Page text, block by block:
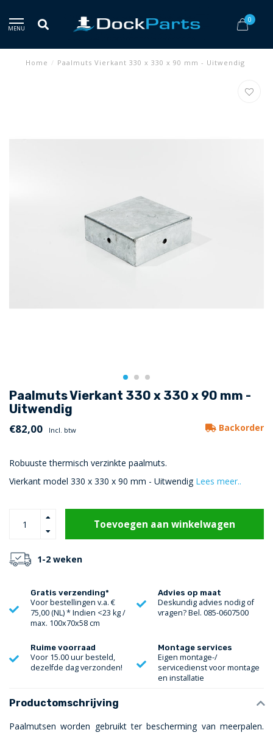
MENU
0
Home / Paalmuts Vierkant 330 x 330 x 90 mm - Uitwendig
Paalmuts Vierkant 330 x 330 x 90 mm -
Uitwendig
€82,00 Incl. btw Backorder
Robuuste thermisch verzinkte paalmuts.
Vierkant model 330 x 330 x 90 mm - Uitwendig Lees meer..
Toevoegen aan winkelwagen
1-2 weken
Gratis verzending*
Voor bestellingen v.a. €
75,00 (NL) * Indien <23 kg /
max. 100x70x58 cm
Advies op maat
Deskundig advies nodig of
vragen? Bel. 085-0607500
Ruime voorraad
Voor 15.00 uur besteld,
dezelfde dag verzonden!
Montage services
Eigen montage-/
servicedienst voor montage
en installatie
Productomschrijving
Paalmutsen worden gebruikt ter bescherming van meerpalen.